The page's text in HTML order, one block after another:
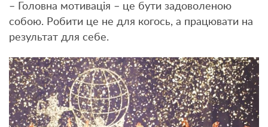
– Головна мотивація – це бути задоволеною
собою. Робити це не для когось, а працювати на
результат для себе.